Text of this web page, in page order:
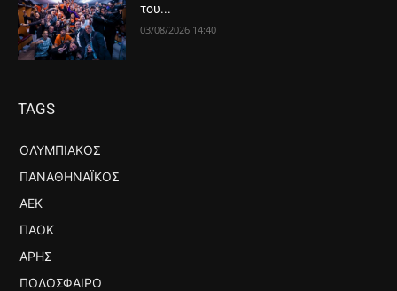
του...
03/08/2026 14:40
TAGS
ΟΛΥΜΠΙΑΚΌΣ
ΠΑΝΑΘΗΝΑΪΚΌΣ
ΑΕΚ
ΠΑΟΚ
ΆΡΗΣ
ΠΟΔΌΣΦΑΙΡΟ